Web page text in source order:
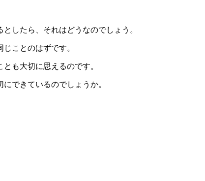
したら、それはどうなのでしょう。
ことのはずです。
も大切に思えるのです。
できているのでしょうか。